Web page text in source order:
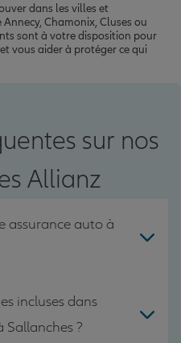
dans les villes et
Chamonix, Cluses ou
sont à votre disposition pour
vous aider à protéger ce qui
sur nos
Allianz
assurance auto à
incluses dans
?